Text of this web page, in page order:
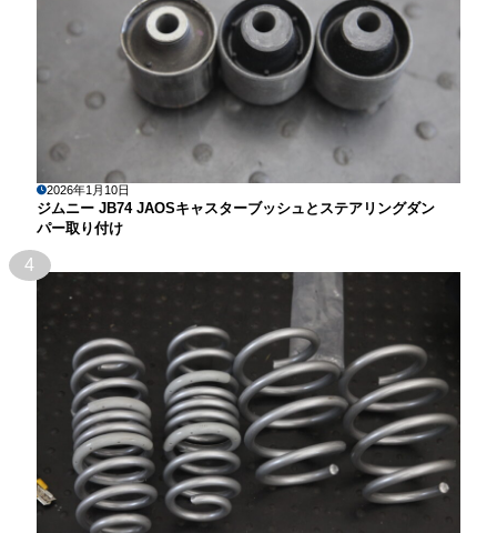
2026年1月10日
ジムニー JB74 JAOSキャスターブッシュとステアリングダン
パー取り付け
4